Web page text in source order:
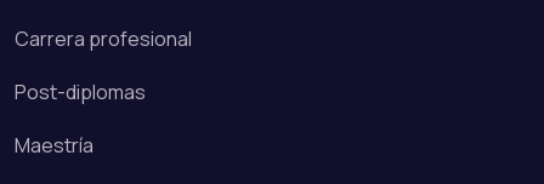
Carrera profesional
Post-diplomas
Maestría